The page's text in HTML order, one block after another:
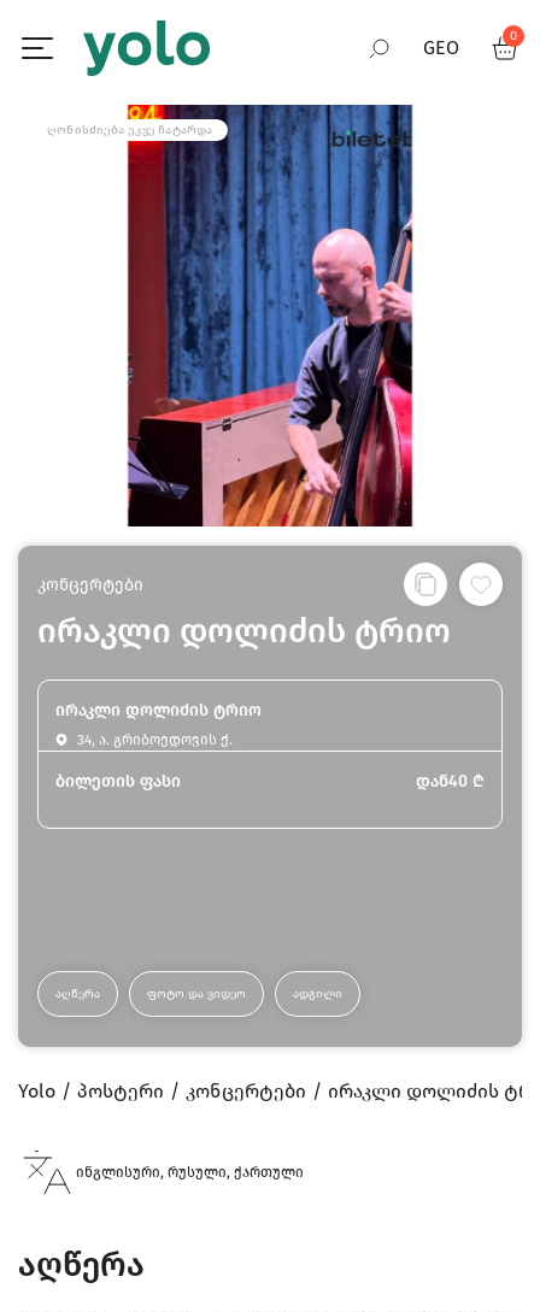
GEO
RUS
ENG
0
ᲦᲝᲜᲘᲡᲫᲘᲔᲑᲐ ᲣᲙᲕᲔ ᲩᲐᲢᲐᲠᲓᲐ
კონცერტები
ირაკლი დოლიძის ტრიო
ირაკლი დოლიძის ტრიო
34, ა. გრიბოედოვის ქ.
ბილეთის ფასი დან40 ₾
ᲐᲦᲬᲔᲠᲐ ᲤᲝᲢᲝ ᲓᲐ ᲕᲘᲓᲔᲝ ᲐᲓᲒᲘᲚᲘ
Yolo პოსტერი კონცერტები ირაკლი დოლიძის
ინგლისური, რუსული, ქართული
აღწერა